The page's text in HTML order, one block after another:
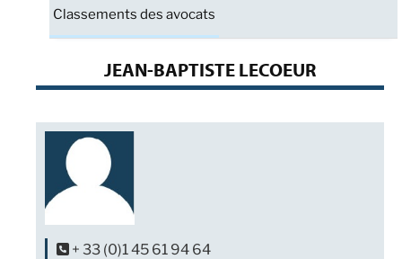
Classements des avocats
JEAN-BAPTISTE LECOEUR
+ 33 (0)1 45 61 94 64